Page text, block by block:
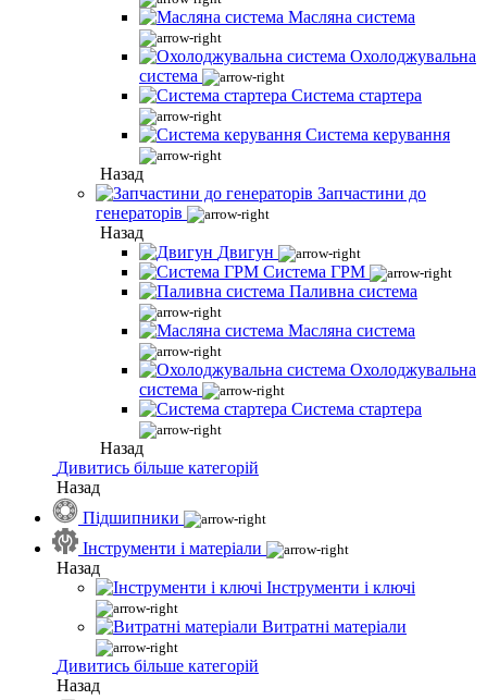
Масляна система
Охолоджувальна
система
Система стартера
Система керування
Назад
Запчастини до
генераторів
Назад
Двигун
Система ГРМ
Паливна система
Масляна система
Охолоджувальна
система
Система стартера
Назад
Дивитись більше категорій
Назад
Підшипники
Інструменти і матеріали
Назад
Інструменти і ключі
Витратні матеріали
Дивитись більше категорій
Назад